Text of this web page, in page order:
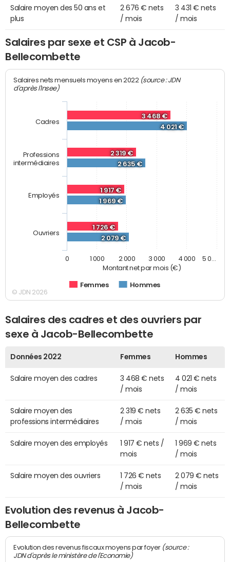
Salaire moyen des 50 ans et
plus
2 676 € nets
/ mois
3 431 € nets
/ mois
Salaires par sexe et CSP à Jacob-
Bellecombette
Montant net par mois (€)
Salaires nets mensuels moyens en 2022 (source : JDN
d'après l'Insee)
3 468 €
2 319 €
1 917 €
1 726 €
4 021 €
2 635 €
1 969 €
2 079 €
Femmes Hommes
Cadres
Professions
intermédiaires
Employés
Ouvriers
0 1 000 2 000 3 000 4 000 5 0…
© JDN 2026
Salaires des cadres et des ouvriers par
sexe à Jacob-Bellecombette
Données 2022 Femmes Hommes
Salaire moyen des cadres
3 468 € nets
/ mois
4 021 € nets
/ mois
Salaire moyen des
professions intermédiaires
2 319 € nets
/ mois
2 635 € nets
/ mois
Salaire moyen des employés
1 917 € nets /
mois
1 969 € nets
/ mois
Salaire moyen des ouvriers
1 726 € nets
/ mois
2 079 € nets
/ mois
Evolution des revenus à Jacob-
Bellecombette
Evolution des revenus fiscaux moyens par foyer (source :
JDN d'après le ministère de l'Economie)